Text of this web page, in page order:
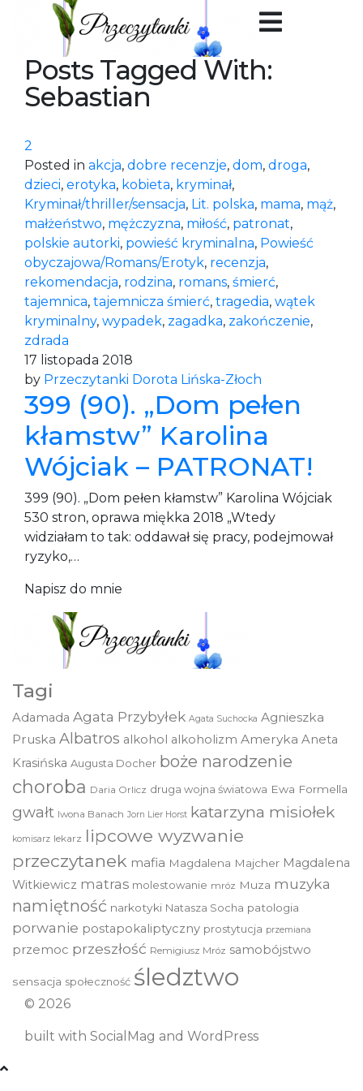
Posts Tagged With:
Sebastian
2
Posted in akcja, dobre recenzje, dom, droga,
dzieci, erotyka, kobieta, kryminał,
Kryminał/thriller/sensacja, Lit. polska, mama, mąż,
małżeństwo, mężczyzna, miłość, patronat,
polskie autorki, powieść kryminalna, Powieść
obyczajowa/Romans/Erotyk, recenzja,
rekomendacja, rodzina, romans, śmierć,
tajemnica, tajemnicza śmierć, tragedia, wątek
kryminalny, wypadek, zagadka, zakończenie,
zdrada
17 listopada 2018
by Przeczytanki Dorota Lińska-Złoch
399 (90). „Dom pełen
kłamstw” Karolina
Wójciak – PATRONAT!
399 (90). „Dom pełen kłamstw” Karolina Wójciak
530 stron, oprawa miękka 2018 „Wtedy
widziałam to tak: oddawał się pracy, podejmował
ryzyko,…
Napisz do mnie
Tagi
Adamada Agata Przybyłek Agata Suchocka Agnieszka
Pruska Albatros alkohol alkoholizm Ameryka Aneta
Krasińska Augusta Docher boże narodzenie
choroba Daria Orlicz druga wojna światowa Ewa Formella
gwałt Iwona Banach Jorn Lier Horst katarzyna misiołek
komisarz lekarz lipcowe wyzwanie
przeczytanek mafia Magdalena Majcher Magdalena
Witkiewicz matras molestowanie mróz Muza muzyka
namiętność narkotyki Natasza Socha patologia
porwanie postapokaliptyczny prostytucja przemiana
przemoc przeszłość Remigiusz Mróz samobójstwo
sensacja społeczność śledztwo
© 2026
built with SocialMag and WordPress